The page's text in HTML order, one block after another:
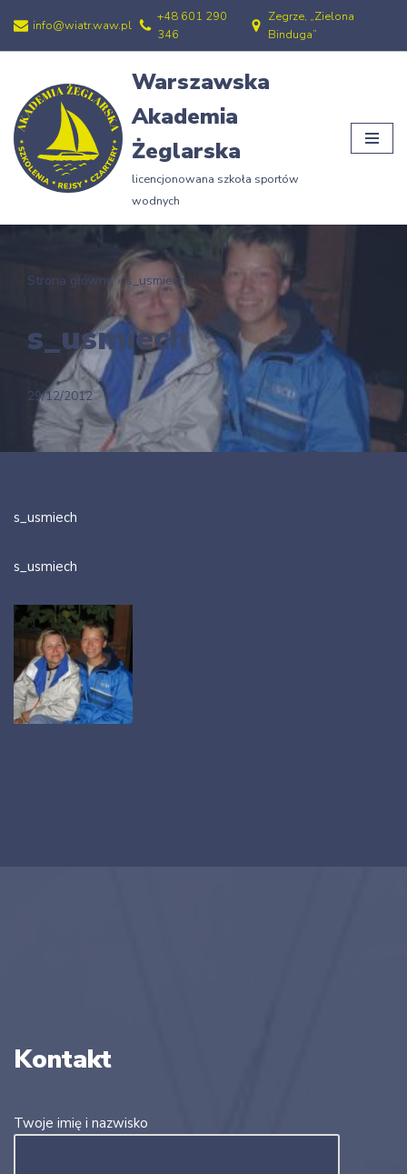
Przejdź
treści
info@wiatr.waw.pl
+48 601 290
346
Zegrze, „Zielona
Binduga”
Warszawska
Akademia
Żeglarska
licencjonowana szkoła sportów
wodnych
Strona główna»s_usmiech
s_usmiech
29/12/2012
s_usmiech
s_usmiech
Kontakt
Twoje imię i nazwisko